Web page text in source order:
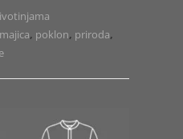
majica, poklon, priroda,